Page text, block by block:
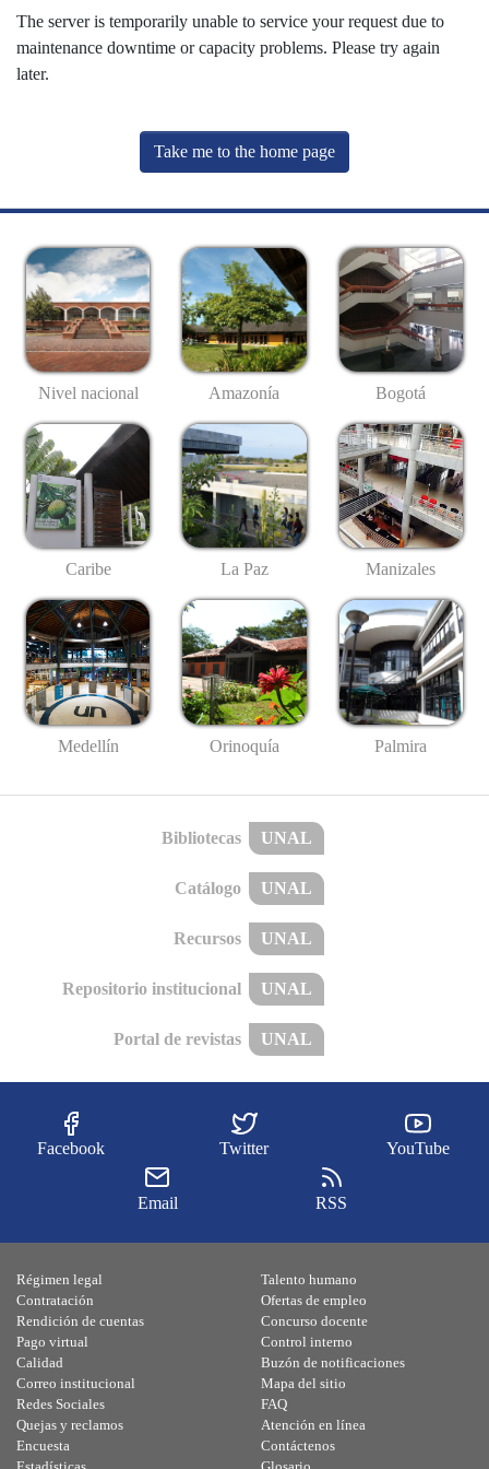
The server is temporarily unable to service your request due to
maintenance downtime or capacity problems. Please try again
later.
Take me to the home page
Nivel nacional Amazonía Bogotá
Caribe La Paz Manizales
Medellín Orinoquía Palmira
Bibliotecas UNAL
Catálogo UNAL
Recursos UNAL
Repositorio institucional UNAL
Portal de revistas UNAL
Facebook Twitter YouTube
Email RSS
Régimen legal
Contratación
Rendición de cuentas
Pago virtual
Calidad
Talento humano
Ofertas de empleo
Concurso docente
Control interno
Buzón de notificaciones
Correo institucional
Redes Sociales
Quejas y reclamos
Encuesta
Mapa del sitio
FAQ
Atención en línea
Contáctenos